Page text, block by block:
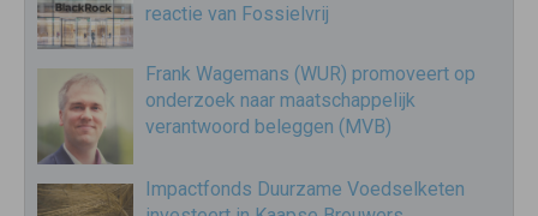
reactie van Fossielvrij
Frank Wagemans (WUR) promoveert op
onderzoek naar maatschappelijk
verantwoord beleggen (MVB)
Impactfonds Duurzame Voedselketen